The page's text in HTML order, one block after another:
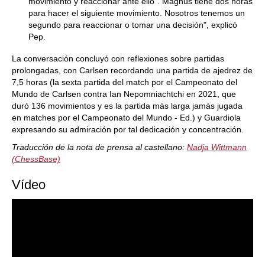
para hacer el siguiente movimiento. Nosotros tenemos un
segundo para reaccionar o tomar una decisión", explicó
Pep.
La conversación concluyó con reflexiones sobre partidas
prolongadas, con Carlsen recordando una partida de ajedrez de
7,5 horas (la sexta partida del match por el Campeonato del
Mundo de Carlsen contra Ian Nepomniachtchi en 2021, que
duró 136 movimientos y es la partida más larga jamás jugada
en matches por el Campeonato del Mundo - Ed.) y Guardiola
expresando su admiración por tal dedicación y concentración.
Traducción de la nota de prensa al castellano: Nadja Wittmann
(ChessBase)
Vídeo